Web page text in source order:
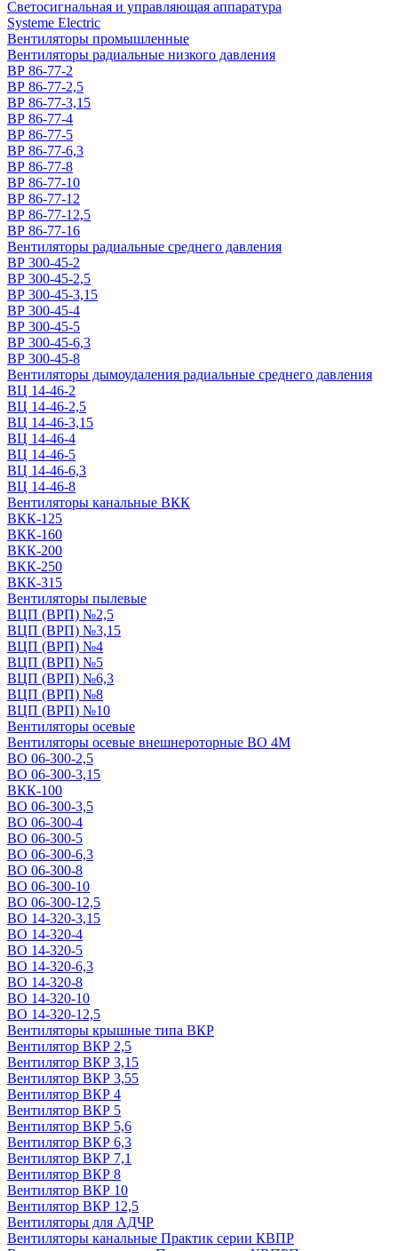
Светосигнальная и управляющая аппаратура
Systeme Electric
Вентиляторы промышленные
Вентиляторы радиальные низкого давления
ВР 86-77-2
ВР 86-77-2,5
ВР 86-77-3,15
ВР 86-77-4
ВР 86-77-5
ВР 86-77-6,3
ВР 86-77-8
ВР 86-77-10
ВР 86-77-12
ВР 86-77-12,5
ВР 86-77-16
Вентиляторы радиальные среднего давления
ВР 300-45-2
ВР 300-45-2,5
ВР 300-45-3,15
ВР 300-45-4
ВР 300-45-5
ВР 300-45-6,3
ВР 300-45-8
Вентиляторы дымоудаления радиальные среднего давления
ВЦ 14-46-2
ВЦ 14-46-2,5
ВЦ 14-46-3,15
ВЦ 14-46-4
ВЦ 14-46-5
ВЦ 14-46-6,3
ВЦ 14-46-8
Вентиляторы канальные ВКК
ВКК-125
ВКК-160
ВКК-200
ВКК-250
ВКК-315
Вентиляторы пылевые
ВЦП (ВРП) №2,5
ВЦП (ВРП) №3,15
ВЦП (ВРП) №4
ВЦП (ВРП) №5
ВЦП (ВРП) №6,3
ВЦП (ВРП) №8
ВЦП (ВРП) №10
Вентиляторы осевые
Вентиляторы осевые внешнероторные ВО 4М
ВО 06-300-2,5
ВО 06-300-3,15
ВКК-100
ВО 06-300-3,5
ВО 06-300-4
ВО 06-300-5
ВО 06-300-6,3
ВО 06-300-8
ВО 06-300-10
ВО 06-300-12,5
ВО 14-320-3,15
ВО 14-320-4
ВО 14-320-5
ВО 14-320-6,3
ВО 14-320-8
ВО 14-320-10
ВО 14-320-12,5
Вентиляторы крышные типа ВКР
Вентилятор ВКР 2,5
Вентилятор ВКР 3,15
Вентилятор ВКР 3,55
Вентилятор ВКР 4
Вентилятор ВКР 5
Вентилятор ВКР 5,6
Вентилятор ВКР 6,3
Вентилятор ВКР 7,1
Вентилятор ВКР 8
Вентилятор ВКР 10
Вентилятор ВКР 12,5
Вентиляторы для АДЧР
Вентиляторы канальные Практик серии КВПР